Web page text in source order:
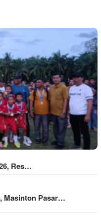
Res…
Masinton Pasar…